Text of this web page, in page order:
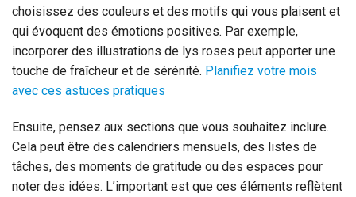
choisissez des couleurs et des motifs qui vous plaisent et
qui évoquent des émotions positives. Par exemple,
incorporer des illustrations de lys roses peut apporter une
touche de fraîcheur et de sérénité. Planifiez votre mois
avec ces astuces pratiques
Ensuite, pensez aux sections que vous souhaitez inclure.
Cela peut être des calendriers mensuels, des listes de
tâches, des moments de gratitude ou des espaces pour
noter des idées. L’important est que ces éléments reflètent